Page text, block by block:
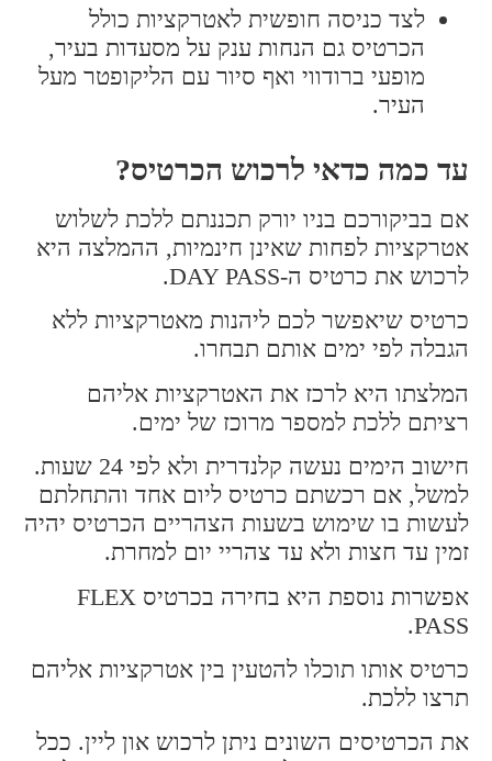
לצד כניסה חופשית לאטרקציות כולל
הכרטיס גם הנחות ענק על מסעדות בעיר,
מופעי ברודווי ואף סיור עם הליקופטר מעל
העיר.
עד כמה כדאי לרכוש הכרטיס?
אם בביקורכם בניו יורק תכננתם ללכת לשלוש
אטרקציות לפחות שאינן חינמיות, ההמלצה היא
לרכוש את כרטיס ה-DAY PASS.
כרטיס שיאפשר לכם ליהנות מאטרקציות ללא
הגבלה לפי ימים אותם תבחרו.
המלצתו היא לרכז את האטרקציות אליהם
רציתם ללכת למספר מרוכז של ימים.
חישוב הימים נעשה קלנדרית ולא לפי 24 שעות.
למשל, אם רכשתם כרטיס ליום אחד והתחלתם
לעשות בו שימוש בשעות הצהריים הכרטיס יהיה
זמין עד חצות ולא עד צהריי יום למחרת.
אפשרות נוספת היא בחירה בכרטיס FLEX
PASS.
כרטיס אותו תוכלו להטעין בין אטרקציות אליהם
תרצו ללכת.
את הכרטיסים השונים ניתן לרכוש און ליין. ככל